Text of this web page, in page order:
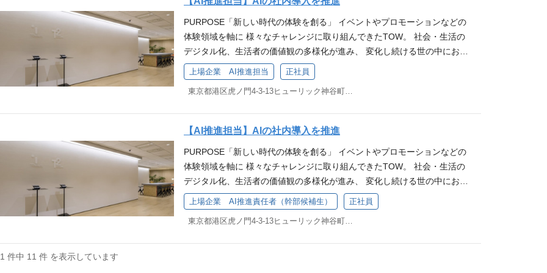
も、下記よりご覧いただけます！ https://shufukuri-mamakuri.massmedia
n.co.jp/n/n49d80635103c
います。クライアントもその時の課題もさまざまで、同じプロジェクトは
一つもありません。イベントやSNSプロモーション、プラットフォーム販
促、デジタル制作、映像制作、PRなど課題解決のための手法は無限大。何
が最適なのか考え抜く難しさと、それを超える面白さがあります。 2.社内
外のプロフェッショナルとワンチームで仕事ができる 当社では、プロデュ
ーサー、デジタルアクティベーション・プロデューサー、プランナーの他
に、映像プロデューサーやアートディレクター、データサイエンティスト
ッショナルの方と一緒に仕事をすることも多く、プロジェクトごとに社内
外のメンバーと最適なチームをつくり、チームで仕事に向き合っていま
す。 明るく風通しの良い社風で、面倒見の良い社員が多いので、各プロジ
ェクトを通してさまざまな先輩から学びながら成長していける環境があり
ます。 下記にて、TOWへ転職したメンバーのインタビューがご覧いただけ
ます。 ぜひ、転職活動の参考にご一読いただけますと幸いです。 ・中途入
社者インタビュー・転職体験談 https://www.wantedly.com/companies/tow/
post_articles/366108 また、福利厚生につきましても、下記よりご覧いた
組んでいます。 クライアントの事業サイドのニーズを把握し、企画段階か
ら提案し、制作、実施及び納品するまで実行力を持って制作します。 まず
はプレイヤーとしての個人業績、個人受注力を高めていただくことがミッ
ションですが、ゆくゆくは若手営業人材へのナレッジ還元や、チームの育
成をお任せすることもあります。 社内環境 社内には様々なプロモーション
フェッショナルとともに、一気通貫型の統合プロモーション、クリエイテ
ィブを完結させることが可能です。 案件によりますが、戦略・企画立案の
して、ゼロベースから立ち上げ、ローンチ・運用に至るまでを裁量を持っ
てお任せします。 案件事例こちらより確認いただけます、様々な案件に携
わっていただける環境です。 やりがい 商品やクライアントの認知度・ロイ
ヤリティ向上、ひいてはクライアントの売上拡大へとつなげていただくこ
とがミッションです。 クライアントと直接関わりますので、自身の企画や
は、世間の認知度が高いものが多く、ご自身の手がけた成果物が世の中に
提案型プロデュースを推進していただきます！ ＜業務内容＞ 広告代理店か
らの受託ではなく、直接事業会社からプロモーション案件を受注します。
新規クライアント・案件の開拓や営業戦略の立案、営業機会を自ら創出し
ていただきます。 クライアント課題に対して提案できることも求められま
での提案・営業推進をお任せいたします。 対応領域は、イベント（行政・
文化/スポーツイベント、インナーイベント、PR発表会などのイベント、S
S、SP（ノベルティグッズ・印刷）、キャンペーンなど幅広い施策に取り
組んでいます。 クライアントの事業サイドのニーズを把握し、企画段階か
ら提案し、制作、実施及び納品するまで実行力を持って制作します。 まず
はプレイヤーとしての個人業績、個人受注力を高めていただくことがミッ
ションですが、ゆくゆくは若手営業人材へのナレッジ還元や、チームの育
領域のスペシャリストが在籍しており、また2,500社以上の協力機関のプロ
人々に感動や共感、ワクワクを届けるために。 ** VISION「体験価値をコア
に、成果をデザインする」 企業と顧客がダイレクトにつながり、 オフライ
ンとオンラインをシームレスに行き来する時代。 TOWの強みである情緒や
感性に訴えかける「体験価値」は、 デジタルプラットフォーム時代におい
ても 成果の最大化に向けて有効に作用する価値であると考えております。
その体験価値をコアとしたプランニングとプロデュースを駆使して、 「魅
力的なコンテンツを創る力」と「プラットフォームを活性化する力」を発
揮することで、 新規顧客の獲得、既存顧客の育成・活性化に貢献し、 クラ
イアントの成果の最大化を追求します。 ※体験価値とは、情緒的価値・感
種 労務担当（経験者） 仕事内容 これまでのご経験やご志向、対応可能な
分野を考慮し、下記業務のうち経験・適性のある業務をお任せします。下
記の業務は現在マネージャーや各担当者が行っております。入社後には、
現担当者と一緒に各業務に取り組んでいただきますが、その後は適性を見
代まで幅広い年齢層のメンバーが活躍しています。それぞれ担務は分かれ
PURPOSE「新しい時代の体験を創る」 イベントやプロモーションなどの
体験領域を軸に 様々なチャレンジに取り組んできたTOW。 社会・生活の
デジタル化、生活者の価値観の多様化が進み、 変化し続ける世の中におい
ても、変わらずに大切にしていくこと。 時代や世の中の変化に応じて、柔
軟に適応し最適なかたちに変えていくこと。 クライアントの課題と生活者
のニーズを照らし合わせるプランニング力、 リアルとデジタルをシームレ
力。この3つを掛け合わせ、より良い体験を追求し続ける「体験デザイン」
という考え方を、 大事にしています。 募集ポジションについて コーポレ
ート室にて、グループ全社でのAI推進を担当していただきます。 主に現業
職種（プロデューサー／アカウントエキスパート／プランナー/映像制作担
当 等）の 事業推進のためのＡＩ活用の他、管理職種（経理・総務・ビジ
ネスコンプライアンス・人事・労務等）の業務効率化、変革など、社内の
業務改革を推進する重要なポジションです。 ＡＩの知見や技術力以上に、
会社の事業を理解すること、社員の業務のボトルネック・課題を見つける
こと、実効性のあるワークフロー改善を実現する力、それらの前提には何
上場企業 AI推進担当 正社員
【AI推進担当】AIの社内導入を推進
PURPOSE「新しい時代の体験を創る」 イベントやプロモーションなどの
体験領域を軸に 様々なチャレンジに取り組んできたTOW。 社会・生活の
デジタル化、生活者の価値観の多様化が進み、 変化し続ける世の中におい
ても、変わらずに大切にしていくこと。 時代や世の中の変化に応じて、柔
軟に適応し最適なかたちに変えていくこと。 クライアントの課題と生活者
のニーズを照らし合わせるプランニング力、 リアルとデジタルをシームレ
上場企業 AI推進責任者（幹部候補生） 正社員
件中 11 件 を表示しています